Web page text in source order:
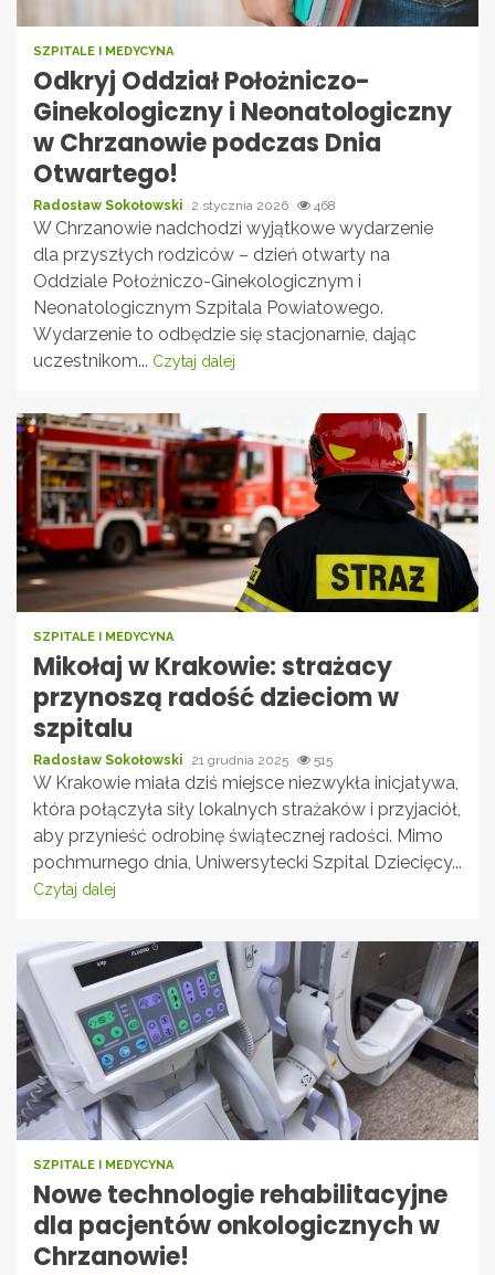
SZPITALE I MEDYCYNA
Odkryj Oddział Położniczo-
Ginekologiczny i Neonatologiczny
w Chrzanowie podczas Dnia
Otwartego!
Radosław Sokołowski 2 stycznia 2026 468
W Chrzanowie nadchodzi wyjątkowe wydarzenie
dla przyszłych rodziców – dzień otwarty na
Oddziale Położniczo-Ginekologicznym i
Neonatologicznym Szpitala Powiatowego.
Wydarzenie to odbędzie się stacjonarnie, dając
uczestnikom... Czytaj dalej
SZPITALE I MEDYCYNA
Mikołaj w Krakowie: strażacy
przynoszą radość dzieciom w
szpitalu
Radosław Sokołowski 21 grudnia 2025 515
W Krakowie miała dziś miejsce niezwykła inicjatywa,
która połączyła siły lokalnych strażaków i przyjaciół,
aby przynieść odrobinę świątecznej radości. Mimo
pochmurnego dnia, Uniwersytecki Szpital Dziecięcy...
Czytaj dalej
SZPITALE I MEDYCYNA
Nowe technologie rehabilitacyjne
dla pacjentów onkologicznych w
Chrzanowie!